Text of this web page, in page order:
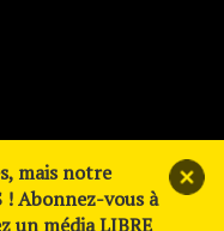
droits réservés
de
mais notre
! Abonnez-vous à
un média LIBRE